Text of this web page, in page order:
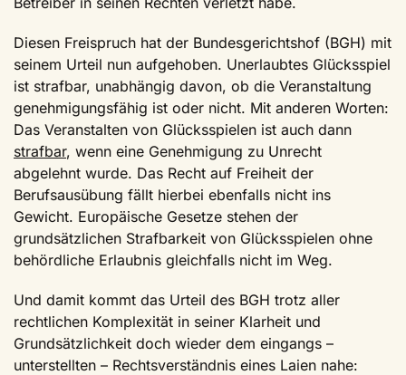
Diesen Freispruch hat der Bundesgerichtshof (BGH) mit
seinem Urteil nun aufgehoben. Unerlaubtes Glücksspiel
ist strafbar, unabhängig davon, ob die Veranstaltung
genehmigungsfähig ist oder nicht. Mit anderen Worten:
Das Veranstalten von Glücksspielen ist auch dann
strafbar, wenn eine Genehmigung zu Unrecht
abgelehnt wurde. Das Recht auf Freiheit der
Berufsausübung fällt hierbei ebenfalls nicht ins
Gewicht. Europäische Gesetze stehen der
grundsätzlichen Strafbarkeit von Glücksspielen ohne
behördliche Erlaubnis gleichfalls nicht im Weg.
Und damit kommt das Urteil des BGH trotz aller
rechtlichen Komplexität in seiner Klarheit und
Grundsätzlichkeit doch wieder dem eingangs –
unterstellten – Rechtsverständnis eines Laien nahe: